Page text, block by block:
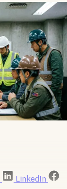
LinkedIn